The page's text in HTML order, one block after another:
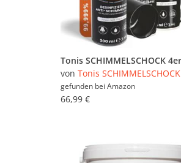
von Tonis SCHIMMELSCHOCK
gefunden bei Amazon
66,99 €